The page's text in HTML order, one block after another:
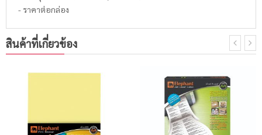
- ราคาต่อกล่อง
สินค้าที่เกี่ยวข้อง